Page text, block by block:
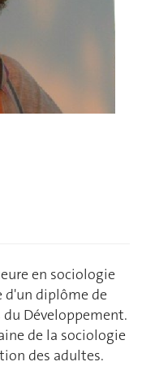
en sociologie
d'un diplôme de
Développement.
de la sociologie
des adultes.